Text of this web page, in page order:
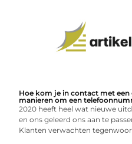
Hoe kom je in contact met
manieren om een
2020 heeft heel wat nieuwe
en ons geleerd ons aan te
Klanten verwachten